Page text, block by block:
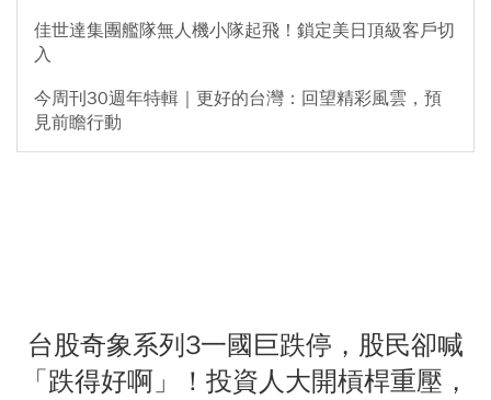
佳世達集團艦隊無人機小隊起飛！鎖定美日頂級客戶切
入
今周刊30週年特輯｜更好的台灣：回望精彩風雲，預
見前瞻行動
台股奇象系列3一國巨跌停，股民卻喊
「跌得好啊」！投資人大開槓桿重壓，